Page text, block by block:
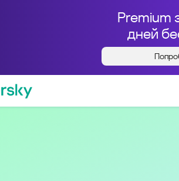
Premium
дней
звонил с номера
+74950115243